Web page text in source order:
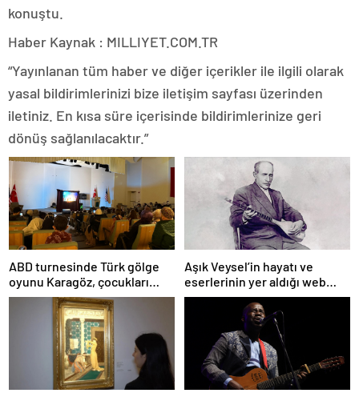
konuştu.
Haber Kaynak : MILLIYET.COM.TR
“Yayınlanan tüm haber ve diğer içerikler ile ilgili olarak
yasal bildirimlerinizi bize iletişim sayfası üzerinden
iletiniz. En kısa süre içerisinde bildirimlerinize geri
dönüş sağlanılacaktır.”
ABD turnesinde Türk gölge
oyunu Karagöz, çocukları
büyüledi
Aşık Veysel’in hayatı ve
eserlerinin yer aldığı web
portalı hizmete girdi